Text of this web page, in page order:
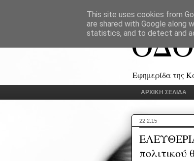
Εφημερίδα της
ΑΡΧΙΚΗ ΣΕΛΙΔΑ
22.2.15
πολιτικού
This site uses cookies from
are shared with Google along
statistics, and to detect and